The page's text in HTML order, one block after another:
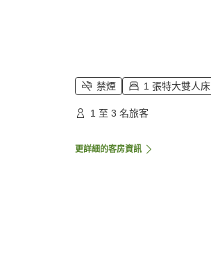
禁煙 1 張特大雙人床
1 至 3 名旅客
更詳細的客房資訊